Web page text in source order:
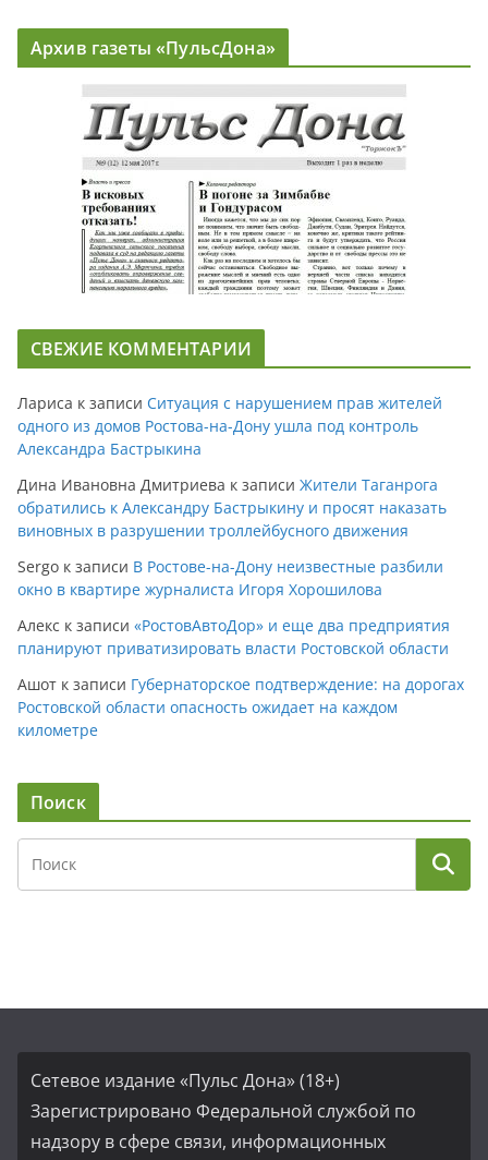
Архив газеты «ПульсДона»
СВЕЖИЕ КОММЕНТАРИИ
Лариса к записи Ситуация с нарушением прав жителей
одного из домов Ростова-на-Дону ушла под контроль
Александра Бастрыкина
Дина Ивановна Дмитриева к записи Жители Таганрога
обратились к Александру Бастрыкину и просят наказать
виновных в разрушении троллейбусного движения
Sergo к записи В Ростове-на-Дону неизвестные разбили
окно в квартире журналиста Игоря Хорошилова
Алекс к записи «РостовАвтоДор» и еще два предприятия
планируют приватизировать власти Ростовской области
Ашот к записи Губернаторское подтверждение: на дорогах
Ростовской области опасность ожидает на каждом
километре
Поиск
Сетевое издание «Пульс Дона» (18+)
Зарегистрировано Федеральной службой по
надзору в сфере связи, информационных